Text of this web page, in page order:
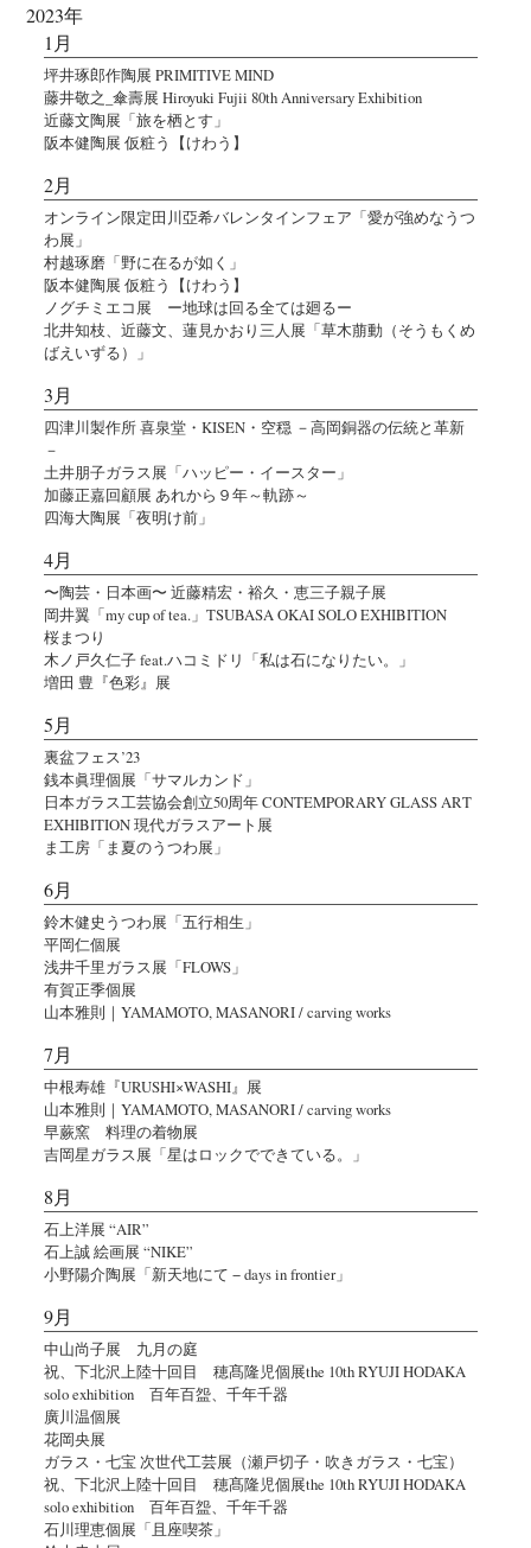
2023年
1月
坪井琢郎作陶展 PRIMITIVE MIND
藤井敬之_傘壽展 Hiroyuki Fujii 80th Anniversary Exhibition
近藤文陶展「旅を栖とす」
阪本健陶展 仮粧う【けわう】
2月
オンライン限定田川亞希バレンタインフェア「愛が強めなうつ
わ展」
村越琢磨「野に在るが如く」
阪本健陶展 仮粧う【けわう】
ノグチミエコ展 ー地球は回る全ては廻るー
北井知枝、近藤文、蓮見かおり三人展「草木萠動（そうもくめ
ばえいずる）」
3月
四津川製作所 喜泉堂・KISEN・空穏 －高岡銅器の伝統と革新
－
土井朋子ガラス展「ハッピー・イースター」
加藤正嘉回顧展 あれから９年～軌跡～
四海大陶展「夜明け前」
4月
〜陶芸・日本画〜 近藤精宏・裕久・恵三子親子展
岡井翼「my cup of tea.」TSUBASA OKAI SOLO EXHIBITION
桜まつり
木ノ戸久仁子 feat.ハコミドリ「私は石になりたい。」
増田 豊『色彩』展
5月
裏盆フェス’23
銭本眞理個展「サマルカンド」
日本ガラス工芸協会創立50周年 CONTEMPORARY GLASS ART
EXHIBITION 現代ガラスアート展
ま工房「ま夏のうつわ展」
6月
鈴木健史うつわ展「五行相生」
平岡仁個展
浅井千里ガラス展「FLOWS」
有賀正季個展
山本雅則｜YAMAMOTO, MASANORI / carving works
7月
中根寿雄『URUSHI×WASHI』展
山本雅則｜YAMAMOTO, MASANORI / carving works
早蕨窯 料理の着物展
吉岡星ガラス展「星はロックでできている。」
8月
石上洋展 “AIR”
石上誠 絵画展 “NIKE”
小野陽介陶展「新天地にて − days in frontier」
9月
中山尚子展 九月の庭
祝、下北沢上陸十回目 穂髙隆児個展the 10th RYUJI HODAKA
solo exhibition 百年百盌、千年千器
廣川温個展
花岡央展
ガラス・七宝 次世代工芸展（瀬戸切子・吹きガラス・七宝）
祝、下北沢上陸十回目 穂髙隆児個展the 10th RYUJI HODAKA
solo exhibition 百年百盌、千年千器
石川理恵個展「且座喫茶」